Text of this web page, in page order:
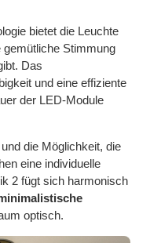
bietet die Leuchte
Stimmung
Das
und eine effiziente
der LED-Module
die Möglichkeit, die
eine individuelle
2 fügt sich harmonisch
optisch.